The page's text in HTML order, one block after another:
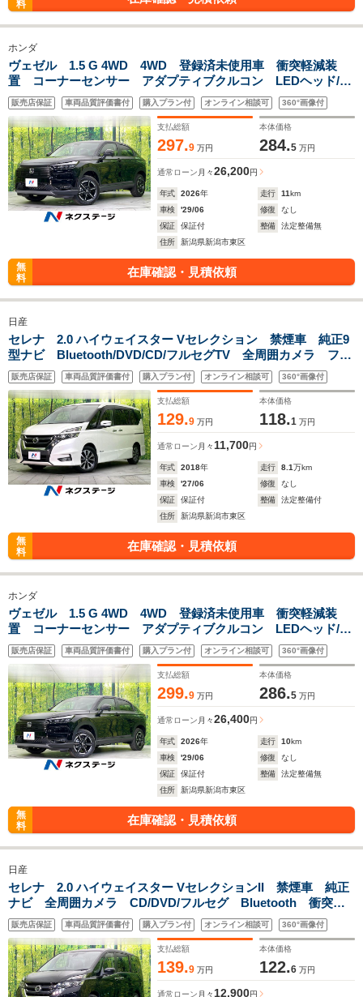
料
ホンダ
ヴェゼル 1.5 G 4WD 4WD 登録済未使用車 衝突軽減装
置 コーナーセンサー アダプティブクルコン LEDヘッド/フ
ォグ オートハイビーム シートヒーター スマートキー オ
ートエアコン 車線逸脱警報 純正16インチアルミ
販売店保証 車両品質評価書付 購入プラン付 オンライン相談可 360°画像付
支払総額
297.9 万円
本体価格
284.5 万円
通常ローン 月々26,200円
年式 2026年 走行 11km
車検
'29/06 修復
なし
保証
保証付 整備
法定整備無
住所
新潟県新潟市東区
無
料
在庫確認・見積依頼
日産
セレナ 2.0 ハイウェイスター Vセレクション 禁煙車 純正9
型ナビ Bluetooth/DVD/CD/フルセグTV 全周囲カメラ フリ
ップダウンモニター 両側電動スライドドア 衝突軽減装置
クリアランスソナー プロパイロット LEDヘッド
販売店保証 車両品質評価書付 購入プラン付 オンライン相談可 360°画像付
支払総額
129.9 万円
本体価格
118.1 万円
通常ローン 月々 11,700円
年式 2018年 走行 8.1万km
車検
'27/06 修復
なし
保証
保証付 整備
法定整備付
住所
新潟県新潟市東区
無
料
在庫確認・見積依頼
ホンダ
ヴェゼル 1.5 G 4WD 4WD 登録済未使用車 衝突軽減装
置 コーナーセンサー アダプティブクルコン LEDヘッド/フ
ォグ オートハイビーム シートヒーター スマートキー ダ
ウンヒルアシスト アイドリングストップ
販売店保証 車両品質評価書付 購入プラン付 オンライン相談可 360°画像付
支払総額
299.9 万円
本体価格
286.5 万円
通常ローン 月々26,400円
年式 2026年 走行 10km
車検
'29/06 修復
なし
保証
保証付 整備
法定整備無
住所
新潟県新潟市東区
無
料
在庫確認・見積依頼
日産
セレナ 2.0 ハイウェイスター VセレクションII 禁煙車 純正
ナビ 全周囲カメラ CD/DVD/フルセグ Bluetooth 衝突軽
減装置 プロパイロット セーフティパックB LEDヘッドラ
イト オートライト ハンズフリー両側電動スライドドア
ETC
販売店保証 車両品質評価書付 購入プラン付 オンライン相談可 360°画像付
支払総額
139.9 万円
本体価格
122.6 万円
通常ローン 月々 12,900円